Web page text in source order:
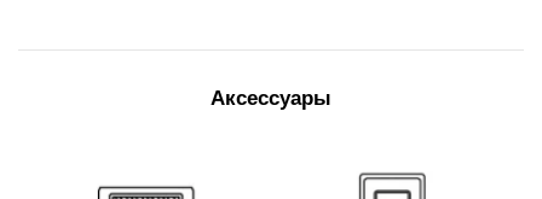
Аксессуары